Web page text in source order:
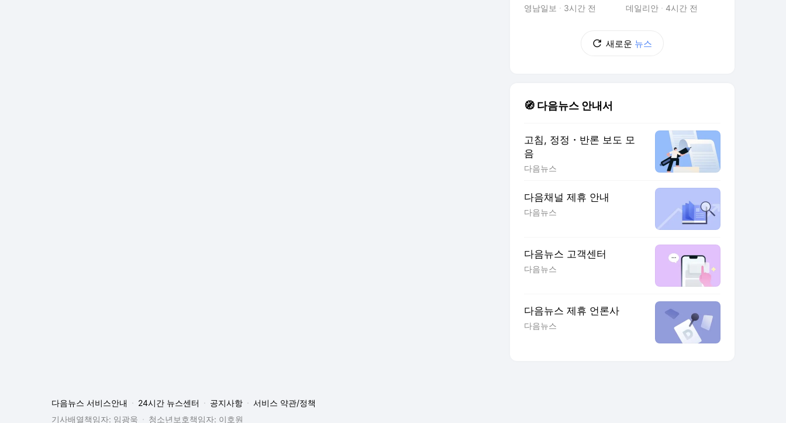
적인 시험대 올랐다
영남일보 3시간 전
“스케이팅·드라마 결
데일리안 4시간 전
새로운 뉴스
🧭 다음뉴스 안내서
고침, 정정・반론 보도 모
음
다음뉴스
다음채널 제휴 안내
다음뉴스
다음뉴스 고객센터
다음뉴스
다음뉴스 제휴 언론사
다음뉴스
다음뉴스 서비스안내 24시간 뉴스센터 공지사항
서비스 약관/정책
기사배열책임자: 임광욱
청소년보호책임자: 이호원